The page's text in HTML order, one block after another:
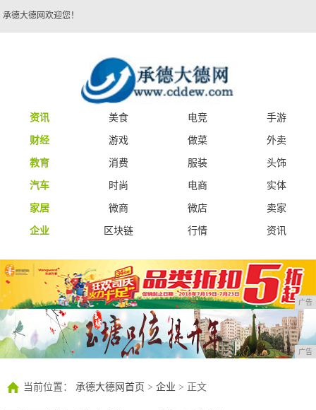
承德大德网欢迎您！
资讯 美食 电竞
手游
财经
游戏 做菜
外卖
教育
消费 服装
头饰
汽车
时尚 电商
实体
家居
微商 微店
卖家
企业
区块链 行情 资讯
广告
广告
当前位置： 承德大德网首页 > 企业 > 正文